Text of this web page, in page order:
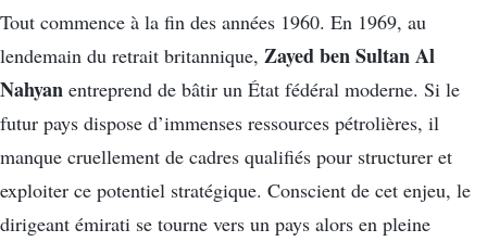
Tout commence à la fin des années 1960. En 1969, au
lendemain du retrait britannique, Zayed ben Sultan Al
Nahyan entreprend de bâtir un État fédéral moderne. Si le
futur pays dispose d’immenses ressources pétrolières, il
manque cruellement de cadres qualifiés pour structurer et
exploiter ce potentiel stratégique. Conscient de cet enjeu, le
dirigeant émirati se tourne vers un pays alors en pleine